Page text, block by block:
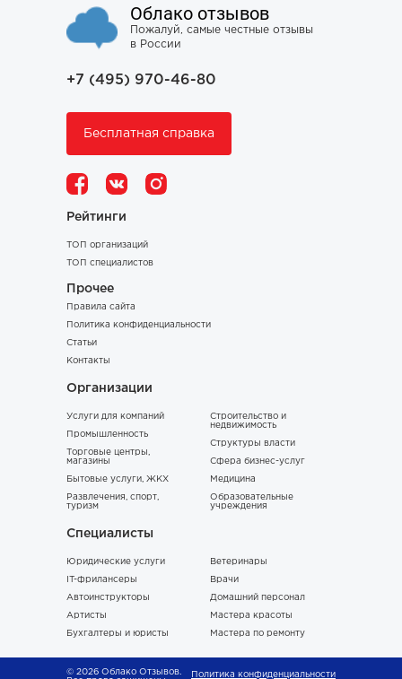
Облако отзывов
Пожалуй, самые честные отзывы
в России
+7 (495) 970-46-80
Бесплатная справка
Рейтинги
ТОП организаций
ТОП специалистов
Прочее
Правила сайта
Политика конфиденциальности
Статьи
Контакты
Организации
Услуги для компаний
Промышленность
Торговые центры,
магазины
Бытовые услуги, ЖКХ
Развлечения, спорт,
туризм
Строительство и
недвижимость
Структуры власти
Сфера бизнес-услуг
Медицина
Образовательные
учреждения
Специалисты
Юридические услуги
IT-фрилансеры
Автоинструкторы
Артисты
Бухгалтеры и юристы
Ветеринары
Врачи
Домашний персонал
Мастера красоты
Мастера по ремонту
© 2026 Облако Отзывов.
Политика конфиденциальности